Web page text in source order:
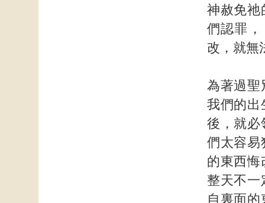
神赦免祂
們認罪
改，就無
為著過聖
我們的出
後，就必
們太容易
的東西悔
整天不一
自裏面